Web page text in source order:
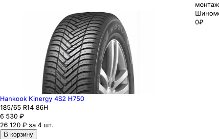
0₽
Hankook Kinergy 4S2 H750
185/65 R14 86H
6 530 ₽
26 120 ₽ за 4 шт.
В корзину